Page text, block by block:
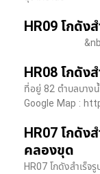
HR09 โกดัง
&nb
HR08 โกดัง
ที่อยู่ 82 ตำบลบาง
Google Map :
HR07 โกดัง
คลองขุด
HR07 โกดังสำเร็